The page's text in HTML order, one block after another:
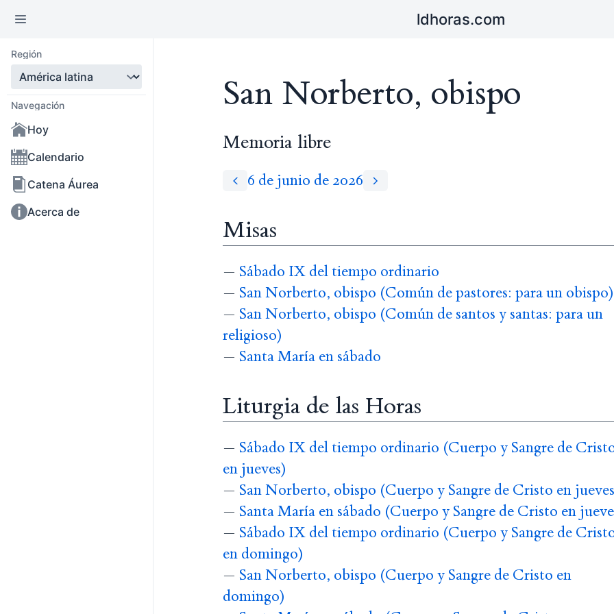
ldhoras.com
Región
Navegación
Hoy
Calendario
Catena Áurea
Acerca de
San Norberto, obispo
Memoria libre
6 de junio de 2026
Misas
— Sábado IX del tiempo ordinario
— San Norberto, obispo (Común de pastores: para un obispo)
— San Norberto, obispo (Común de santos y santas: para un
religioso)
— Santa María en sábado
Liturgia de las Horas
— Sábado IX del tiempo ordinario (Cuerpo y Sangre de
en jueves)
— San Norberto, obispo (Cuerpo y Sangre de Cristo en
— Santa María en sábado (Cuerpo y Sangre de Cristo en
— Sábado IX del tiempo ordinario (Cuerpo y Sangre de
en domingo)
— San Norberto, obispo (Cuerpo y Sangre de Cristo en
domingo)